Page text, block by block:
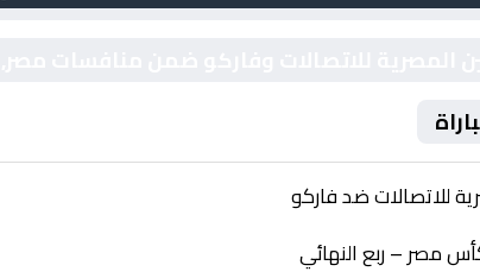
للاتصالات ضد فاركو
مصر – ربع النهائي